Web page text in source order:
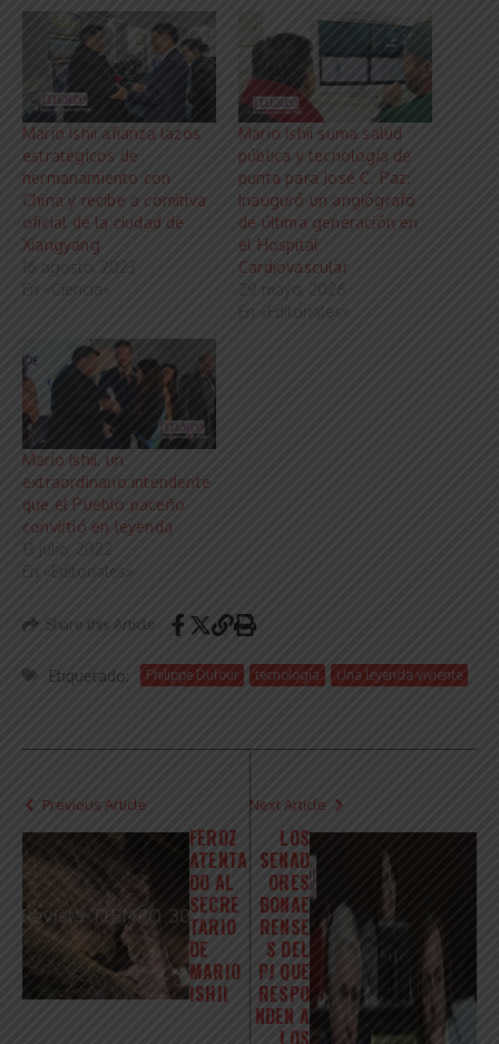
Mario Ishii afianza lazos
estratégicos de
hermanamiento con
China y recibe a comitiva
oficial de la ciudad de
Xiangyang
16 agosto, 2023
En «Ciencia»
Mario Ishii suma salud
pública y tecnología de
punta para José C. Paz:
Inauguró un angiógrafo
de última generación en
el Hospital
Cardiovascular
29 mayo, 2026
En «Editoriales»
Mario Ishii, un
extraordinario intendente
que el Pueblo paceño
convirtió en leyenda
13 julio, 2022
En «Editoriales»
Share this Article
Etiquetado: Philippe Dufour tecnología Una leyenda viviente
Previous Article
FEROZ
ATENTA
DO AL
SECRE
TARIO
DE
MARIO
ISHII
Next Article
LOS
SENAD
ORES
BONAE
RENSE
S DEL
PJ QUE
RESPO
NDEN A
LOS